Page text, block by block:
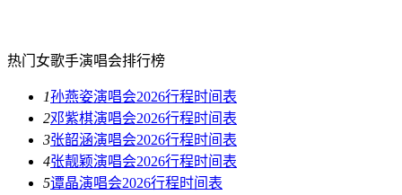
热门女歌手演唱会排行榜
1孙燕姿演唱会2026行程时间表
2邓紫棋演唱会2026行程时间表
3张韶涵演唱会2026行程时间表
4张靓颖演唱会2026行程时间表
5谭晶演唱会2026行程时间表